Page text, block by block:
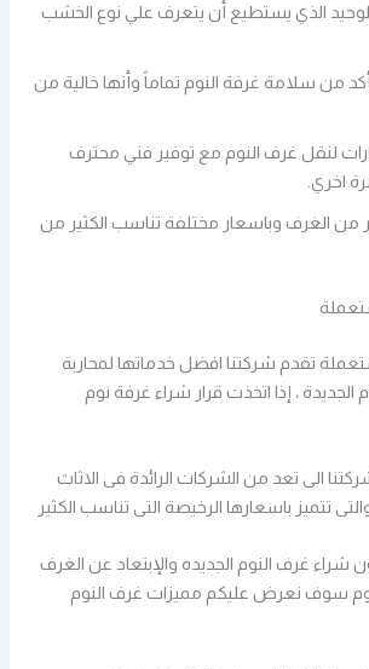
الذي يستطيع أن يتعرف علي نوع الخشب
من سلامة غرفة النوم تماماً وأنها خالية من
لنقل غرف النوم مع توفير فني محترف
اخري.
من الغرف وباسعار مختلفة تناسب الكثير من
تقدم شركتنا افضل خدماتها لمحاربة
الجديدة ، إذا اتخذت قرار شراء غرفة نوم
الى تعد من الشركات الرائدة فى الاثاث
تتميز باسعارها الرخيصة التى تناسب الكثير
شراء غرف النوم الجديده والإبتعاد عن الغرف
سوف نعرض عليكم مميزات غرف النوم